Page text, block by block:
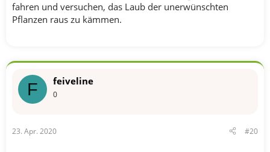
fahren und versuchen, das Laub der unerwünschten
Pflanzen raus zu kämmen.
F feiveline
0
23. Apr. 2020 #20